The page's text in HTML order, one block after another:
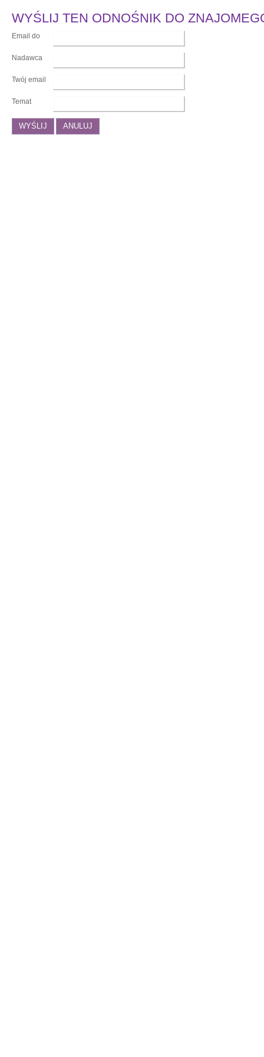
WYŚLIJ TEN ODNOŚNIK DO
Email do
Nadawca
Twój email
Temat
WYŚLIJ ANULUJ